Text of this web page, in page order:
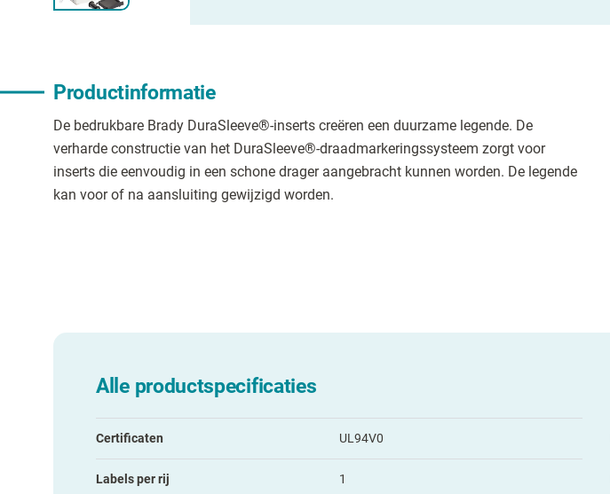
Productinformatie
De bedrukbare Brady DuraSleeve®-inserts creëren een duurzame legende. De
verharde constructie van het DuraSleeve®-draadmarkeringssysteem zorgt voor
inserts die eenvoudig in een schone drager aangebracht kunnen worden. De legende
kan voor of na aansluiting gewijzigd worden.
Alle productspecificaties
Certificaten UL94V0
Labels per rij 1